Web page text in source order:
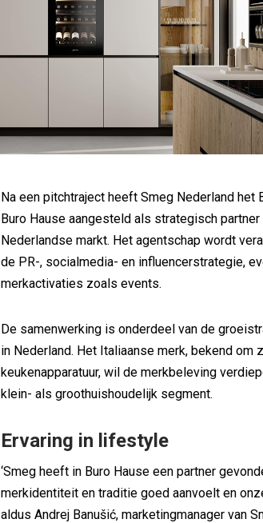
Na een pitchtraject heeft Smeg Nederland het
Buro Hause aangesteld als strategisch
Nederlandse markt. Het agentschap wordt
de PR-, socialmedia- en influencerstrategie,
merkactivaties zoals events.
De samenwerking is onderdeel van de
in Nederland. Het Italiaanse merk, bekend om
keukenapparatuur, wil de merkbeleving
klein- als groothuishoudelijk segment.
Ervaring in lifestyle
‘Smeg heeft in Buro Hause een partner
merkidentiteit en traditie goed aanvoelt en
aldus Andrej Banušić, marketingmanager van